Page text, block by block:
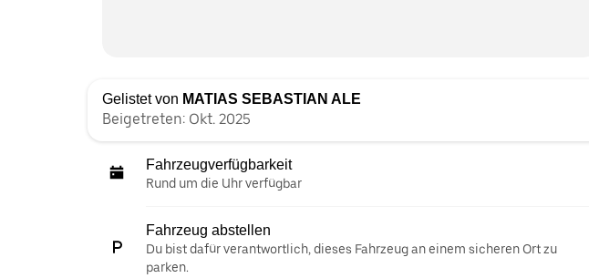
Gelistet von MATIAS SEBASTIAN ALE
Beigetreten: Okt. 2025
Fahrzeugverfügbarkeit
Rund um die Uhr verfügbar
Fahrzeug abstellen
Du bist dafür verantwortlich, dieses Fahrzeug an einem sicheren Ort zu
parken.